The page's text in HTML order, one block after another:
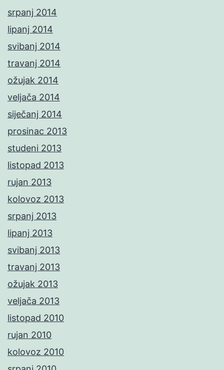
srpanj 2014
lipanj 2014
svibanj 2014
travanj 2014
ožujak 2014
veljača 2014
siječanj 2014
prosinac 2013
studeni 2013
listopad 2013
rujan 2013
kolovoz 2013
srpanj 2013
lipanj 2013
svibanj 2013
travanj 2013
ožujak 2013
veljača 2013
listopad 2010
rujan 2010
kolovoz 2010